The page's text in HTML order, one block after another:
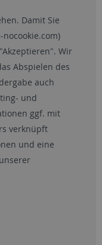
Damit Sie
)
Wir
Abspielen des
auch
und
ggf. mit
verknüpft
und eine